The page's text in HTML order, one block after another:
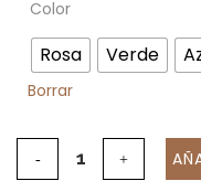
Color
Rosa Verde
Borrar